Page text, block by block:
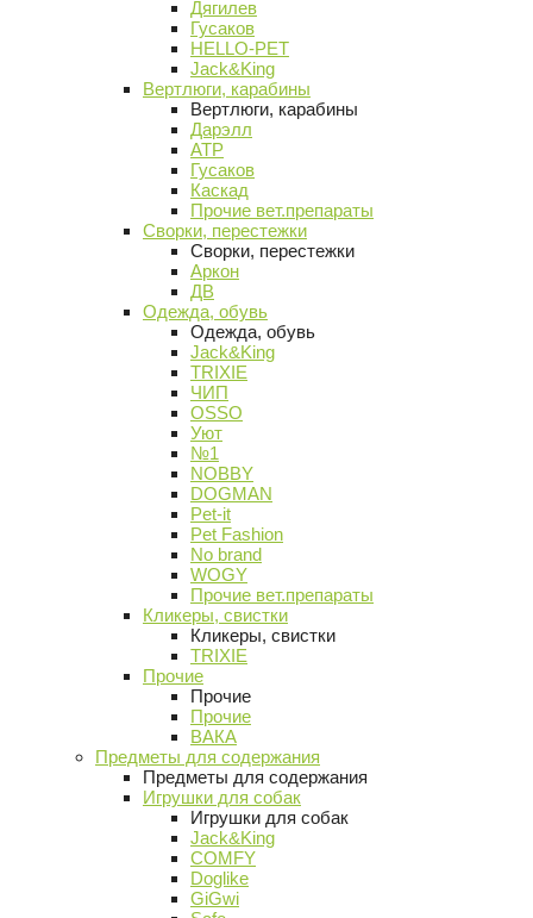
Дягилев
Гусаков
HELLO-PET
Jack&King
Вертлюги, карабины
Вертлюги, карабины
Дарэлл
АТР
Гусаков
Каскад
Прочие вет.препараты
Сворки, перестежки
Сворки, перестежки
Аркон
ДВ
Одежда, обувь
Одежда, обувь
Jack&King
TRIXIE
ЧИП
OSSO
Уют
№1
NOBBY
DOGMAN
Pet-it
Pet Fashion
No brand
WOGY
Прочие вет.препараты
Кликеры, свистки
Кликеры, свистки
TRIXIE
Прочие
Прочие
Прочие
ВАКА
Предметы для содержания
Предметы для содержания
Игрушки для собак
Игрушки для собак
Jack&King
COMFY
Doglike
GiGwi